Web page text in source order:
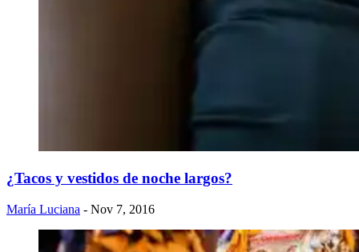
¿Tacos y vestidos de noche largos?
María Luciana - Nov 7, 2016